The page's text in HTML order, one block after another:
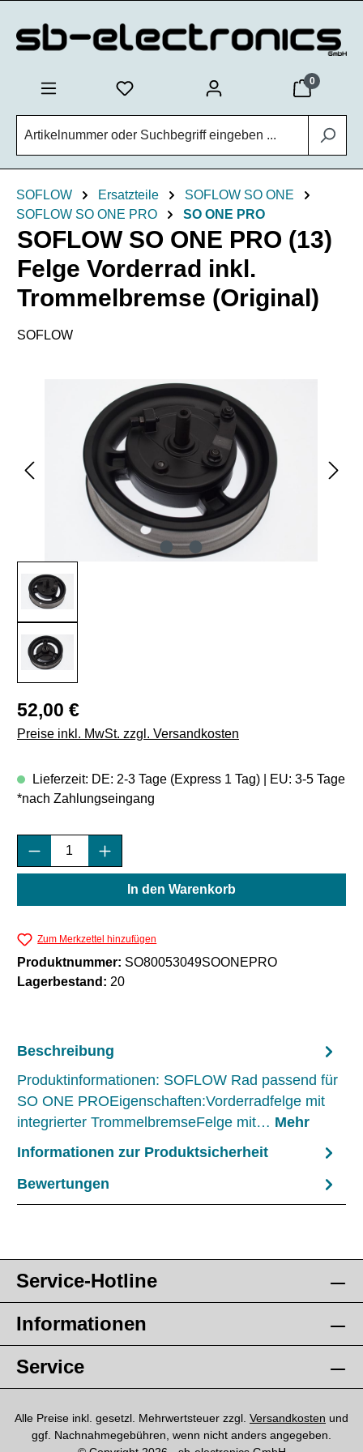
0
SOFLOW Ersatzteile
SOFLOW SO ONE
SOFLOW SO ONE PRO
SO ONE PRO
SOFLOW SO ONE PRO (13)
Felge Vorderrad inkl.
Trommelbremse (Original)
SOFLOW
Bildergalerie überspringen
Regulärer Preis:
52,00 €
Preise inkl. MwSt. zzgl. Versandkosten
Lieferzeit: DE: 2-3 Tage (Express 1 Tag) | EU: 3-5 Tage
*nach Zahlungseingang
Produkt Anzahl: Gib den gewünschten
In den Warenkorb
Zum Merkzettel hinzufügen
Produktnummer: SO80053049SOONEPRO
Lagerbestand: 20
Beschreibung
Produktinformationen: SOFLOW Rad passend für
SO ONE PROEigenschaften:Vorderradfelge mit
integrierter TrommelbremseFelge mit… Mehr
Informationen zur Produktsicherheit
Bewertungen
Service-Hotline
Informationen
Service
Alle Preise inkl. gesetzl. Mehrwertsteuer zzgl. Versandkosten und
ggf. Nachnahmegebühren, wenn nicht anders angegeben.